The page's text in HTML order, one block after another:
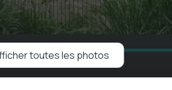
toutes les photos